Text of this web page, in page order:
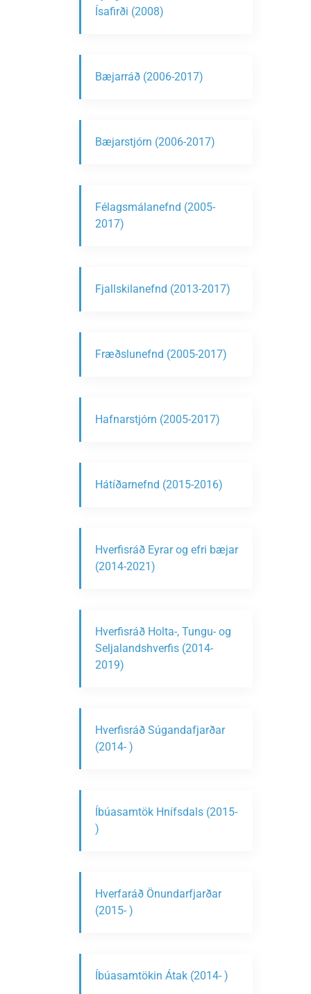
Ísafirði (2008)
Bæjarráð (2006-2017)
Bæjarstjórn (2006-2017)
Félagsmálanefnd (2005-
2017)
Fjallskilanefnd (2013-2017)
Fræðslunefnd (2005-2017)
Hafnarstjórn (2005-2017)
Hátíðarnefnd (2015-2016)
Hverfisráð Eyrar og efri bæjar
(2014-2021)
Hverfisráð Holta-, Tungu- og
Seljalandshverfis (2014-
2019)
Hverfisráð Súgandafjarðar
(2014- )
Íbúasamtök Hnífsdals (2015-
)
Hverfaráð Önundarfjarðar
(2015- )
Íbúasamtökin Átak (2014- )